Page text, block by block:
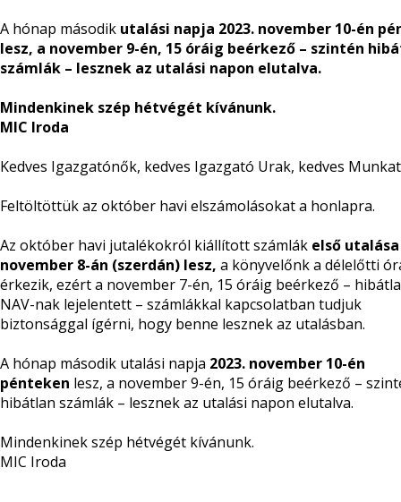
A hónap második utalási napja 2023. november 10-én
lesz, a november 9-én, 15 óráig beérkező – szintén
számlák – lesznek az utalási napon elutalva.
Mindenkinek szép hétvégét kívánunk.
MIC Iroda
Kedves Igazgatónők, kedves Igazgató Urak, kedves
Feltöltöttük az október havi elszámolásokat a honlapra.
Az október havi jutalékokról kiállított számlák első utalása
november 8-án (szerdán) lesz, a könyvelőnka délelőtti
érkezik, ezért a november 7-én, 15 óráig beérkező –
NAV-nak lejelentett – számlákkal kapcsolatban tudjuk
biztonsággal ígérni, hogy benne lesznek az utalásban.
A hónap második utalási napja 2023. november 10-én
pénteken lesz, a november 9-én, 15 óráig beérkező –
hibátlan számlák – lesznek az utalási napon elutalva.
Mindenkinek szép hétvégét kívánunk.
MIC Iroda